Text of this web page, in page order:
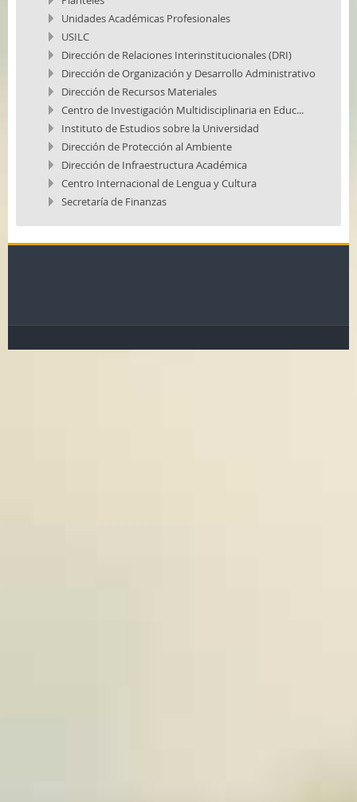
Unidades Académicas Profesionales
USILC
Dirección de Relaciones Interinstitucionales (DRI)
Dirección de Organización y Desarrollo Administrativo
Dirección de Recursos Materiales
Centro de Investigación Multidisciplinaria en Educ...
Instituto de Estudios sobre la Universidad
Dirección de Protección al Ambiente
Dirección de Infraestructura Académica
Centro Internacional de Lengua y Cultura
Secretaría de Finanzas